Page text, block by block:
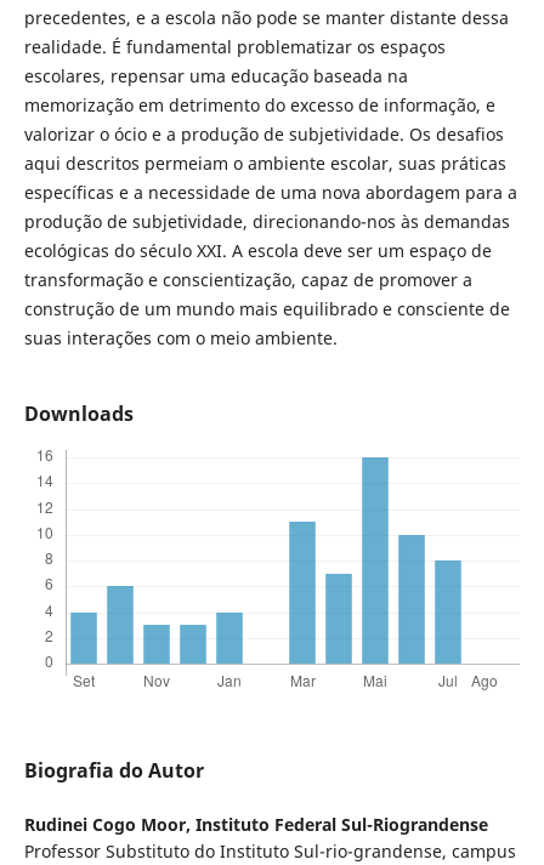
precedentes, e a escola não pode se manter distante dessa
realidade. É fundamental problematizar os espaços
escolares, repensar uma educação baseada na
memorização em detrimento do excesso de informação, e
valorizar o ócio e a produção de subjetividade. Os desafios
aqui descritos permeiam o ambiente escolar, suas práticas
específicas e a necessidade de uma nova abordagem para a
produção de subjetividade, direcionando-nos às demandas
ecológicas do século XXI. A escola deve ser um espaço de
transformação e conscientização, capaz de promover a
construção de um mundo mais equilibrado e consciente de
suas interações com o meio ambiente.
Downloads
Biografia do Autor
Rudinei Cogo Moor, Instituto Federal Sul-Riograndense
Professor Substituto do Instituto Sul-rio-grandense, campus